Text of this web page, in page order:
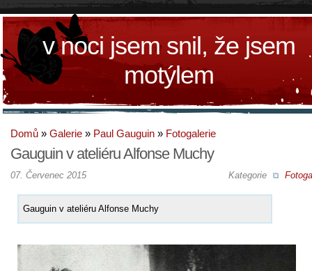
v noci jsem snil, že jsem
motýlem
Domů » Galerie » Paul Gauguin » Fotogalerie
Gauguin v ateliéru Alfonse Muchy
Kategorie
07. Červenec 2015
Gauguin v ateliéru Alfonse Muchy